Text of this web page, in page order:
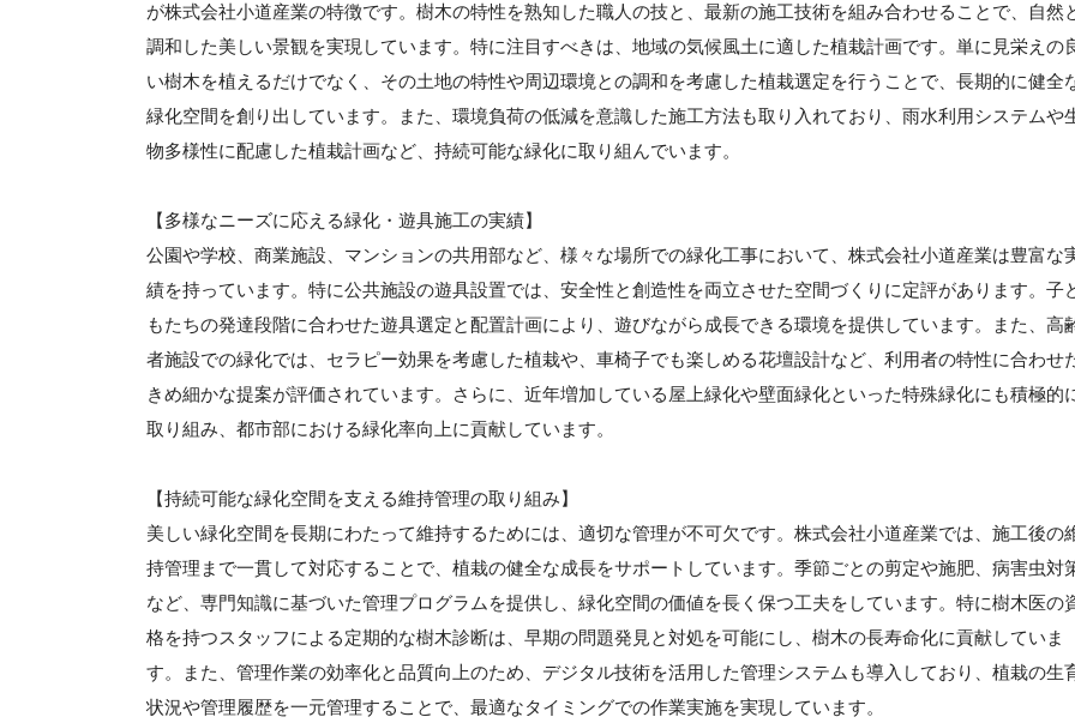
が株式会社小道産業の特徴です。樹木の特性を熟知した職人の技と、最新の施工技術を組み合わせることで、自然
調和した美しい景観を実現しています。特に注目すべきは、地域の気候風土に適した植栽計画です。単に見栄えの
い樹木を植えるだけでなく、その土地の特性や周辺環境との調和を考慮した植栽選定を行うことで、長期的に健全
緑化空間を創り出しています。また、環境負荷の低減を意識した施工方法も取り入れており、雨水利用システムや
物多様性に配慮した植栽計画など、持続可能な緑化に取り組んでいます。
【多様なニーズに応える緑化・遊具施工の実績】
公園や学校、商業施設、マンションの共用部など、様々な場所での緑化工事において、株式会社小道産業は豊富な
績を持っています。特に公共施設の遊具設置では、安全性と創造性を両立させた空間づくりに定評があります。子
もたちの発達段階に合わせた遊具選定と配置計画により、遊びながら成長できる環境を提供しています。また、高
者施設での緑化では、セラピー効果を考慮した植栽や、車椅子でも楽しめる花壇設計など、利用者の特性に合わせ
きめ細かな提案が評価されています。さらに、近年増加している屋上緑化や壁面緑化といった特殊緑化にも積極的
取り組み、都市部における緑化率向上に貢献しています。
【持続可能な緑化空間を支える維持管理の取り組み】
美しい緑化空間を長期にわたって維持するためには、適切な管理が不可欠です。株式会社小道産業では、施工後の
持管理まで一貫して対応することで、植栽の健全な成長をサポートしています。季節ごとの剪定や施肥、病害虫対
など、専門知識に基づいた管理プログラムを提供し、緑化空間の価値を長く保つ工夫をしています。特に樹木医の
格を持つスタッフによる定期的な樹木診断は、早期の問題発見と対処を可能にし、樹木の長寿命化に貢献していま
す。また、管理作業の効率化と品質向上のため、デジタル技術を活用した管理システムも導入しており、植栽の生
状況や管理履歴を一元管理することで、最適なタイミングでの作業実施を実現しています。